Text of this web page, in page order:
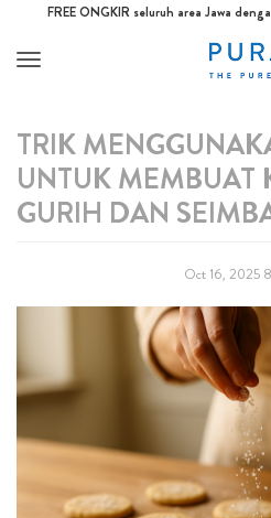
FREE ONGKIR seluruh area Jawa
Toggle
TRIK
UNTUK MEMBUAT
GURIH DAN
Oct 16, 2025